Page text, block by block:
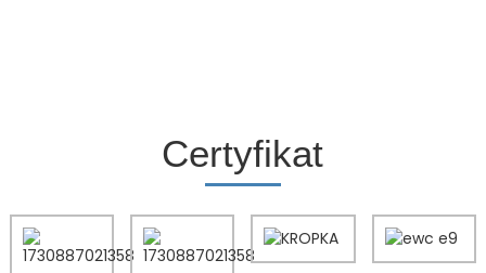
Certyfikat